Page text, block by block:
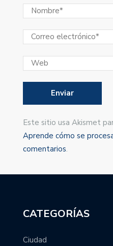
Este sitio usa Akismet
Aprende cómo se
comentarios.
CATEGORÍAS
Ciudad